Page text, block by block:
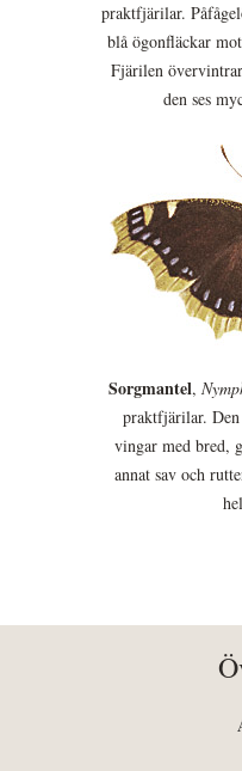
praktfjärilar.
blå ögonfläckar
Fjärilen
den ses
Sorgmantel,
praktfjärilar. Den
vingar med bred,
annat sav och